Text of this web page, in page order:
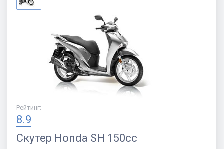
Рейтинг:
8.9
Скутер Honda SH 150cc